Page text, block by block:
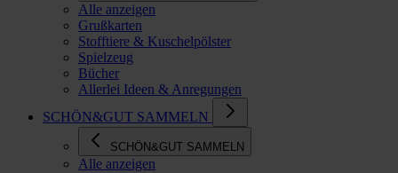
Alle anzeigen
Grußkarten
Stofftiere & Kuschelpölster
Spielzeug
Bücher
Allerlei Ideen & Anregungen
SCHÖN&GUT SAMMELN
SCHÖN&GUT SAMMELN
Alle anzeigen